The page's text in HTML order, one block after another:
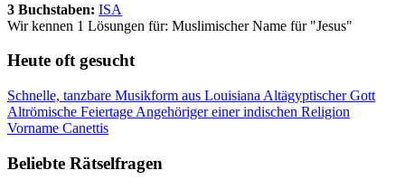
3 Buchstaben: ISA
Wir kennen 1 Lösungen für: Muslimischer Name für "Jesus"
Heute oft gesucht
Schnelle, tanzbare Musikform aus Louisiana Altägyptischer Gott
Altrömische Feiertage Angehöriger einer indischen Religion
Vorname Canettis
Beliebte Rätselfragen